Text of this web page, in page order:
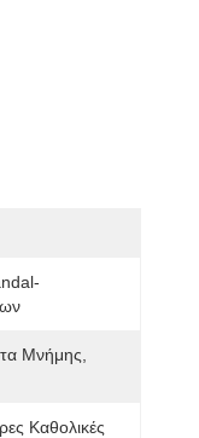
Μνήμης,
Καθολικές